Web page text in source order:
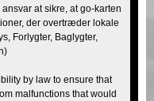
at sikre, at go-karten
der overtræder lokale
Forlygter, Baglygter,
by law to ensure that
malfunctions that would